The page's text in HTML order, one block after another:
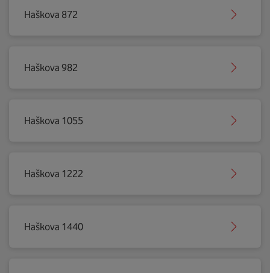
Haškova 872
Haškova 982
Haškova 1055
Haškova 1222
Haškova 1440